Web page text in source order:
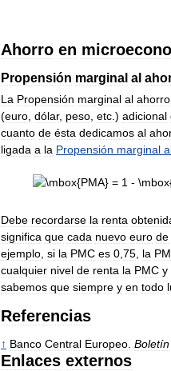
Ahorro en
Propensión marginal al
La Propensión marginal al ahorro
(euro, dólar, peso, etc.) adicional
cuanto de ésta dedicamos al
ligada a la Propensión marginal
Debe recordarse la renta
significa que cada nuevo euro de
ejemplo si la PMC es 0 75 la
cualquier nivel de renta la PMC y
sabemos que siempre y en todo
Referencias
↑ Banco Central Europeo Boletín
Enlaces externos